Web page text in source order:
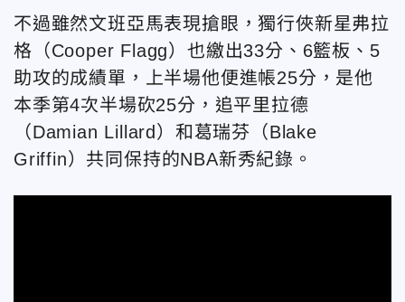
不過雖然文班亞馬表現搶眼，獨行俠新星弗拉
格（Cooper Flagg）也繳出33分、6籃板、5
助攻的成績單，上半場他便進帳25分，是他
本季第4次半場砍25分，追平里拉德
（Damian Lillard）和葛瑞芬（Blake
Griffin）共同保持的NBA新秀紀錄。